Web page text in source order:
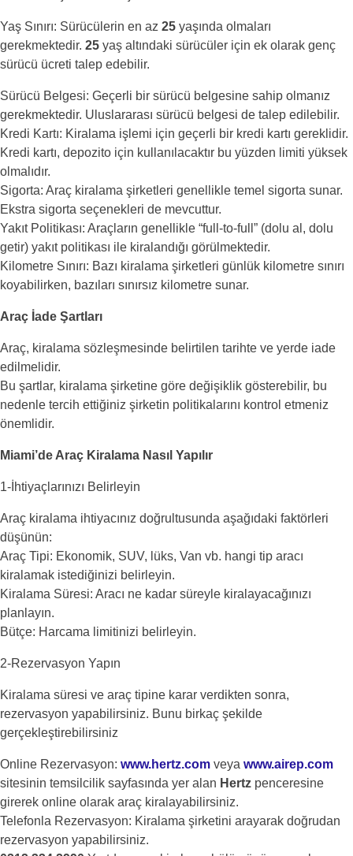
Yaş Sınırı: Sürücülerin en az 25 yaşında olmaları
gerekmektedir. 25 yaş altındaki sürücüler için ek olarak genç
sürücü ücreti talep edebilir.
Sürücü Belgesi: Geçerli bir sürücü belgesine sahip olmanız
gerekmektedir. Uluslararası sürücü belgesi de talep edilebilir.
Kredi Kartı: Kiralama işlemi için geçerli bir kredi kartı gereklidir.
Kredi kartı, depozito için kullanılacaktır bu yüzden limiti yüksek
olmalıdır.
Sigorta: Araç kiralama şirketleri genellikle temel sigorta sunar.
Ekstra sigorta seçenekleri de mevcuttur.
Yakıt Politikası: Araçların genellikle “full-to-full” (dolu al, dolu
getir) yakıt politikası ile kiralandığı görülmektedir.
Kilometre Sınırı: Bazı kiralama şirketleri günlük kilometre sınırı
koyabilirken, bazıları sınırsız kilometre sunar.
Araç İade Şartları
Araç, kiralama sözleşmesinde belirtilen tarihte ve yerde iade
edilmelidir.
Bu şartlar, kiralama şirketine göre değişiklik gösterebilir, bu
nedenle tercih ettiğiniz şirketin politikalarını kontrol etmeniz
önemlidir.
Miami’de Araç Kiralama Nasıl Yapılır
1-İhtiyaçlarınızı Belirleyin
Araç kiralama ihtiyacınız doğrultusunda aşağıdaki faktörleri
düşünün:
Araç Tipi: Ekonomik, SUV, lüks, Van vb. hangi tip aracı
kiralamak istediğinizi belirleyin.
Kiralama Süresi: Aracı ne kadar süreyle kiralayacağınızı
planlayın.
Bütçe: Harcama limitinizi belirleyin.
2-Rezervasyon Yapın
Kiralama süresi ve araç tipine karar verdikten sonra,
rezervasyon yapabilirsiniz. Bunu birkaç şekilde
gerçekleştirebilirsiniz
Online Rezervasyon: www.hertz.com veya www.airep.com
sitesinin temsilcilik sayfasında yer alan Hertz penceresine
girerek online olarak araç kiralayabilirsiniz.
Telefonla Rezervasyon: Kiralama şirketini arayarak doğrudan
rezervasyon yapabilirsiniz.